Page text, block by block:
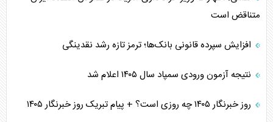
متناقض است
افزایش سپرده قانونی بانک‌ها؛ ترمز تازه رشد نقدینگی
نتیجه آزمون ورودی سمپاد سال ۱۴۰۵ اعلام شد
روز خبرنگار ۱۴۰۵ چه روزی است؟ + پیام تبریک روز خبرنگار ۱۴۰۵